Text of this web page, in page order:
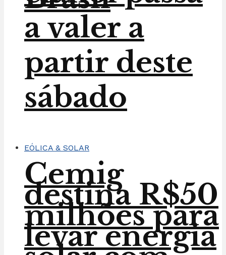
Cemig
destina R$50
milhões para
levar energia
a valer a
partir deste
sábado
EÓLICA & SOLAR